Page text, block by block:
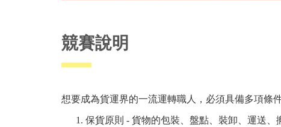
競賽說明
想要成為貨運界的一流運轉職人，必須具備多項條
保貨原則 - 貨物的包裝、盤點、裝卸、運送、